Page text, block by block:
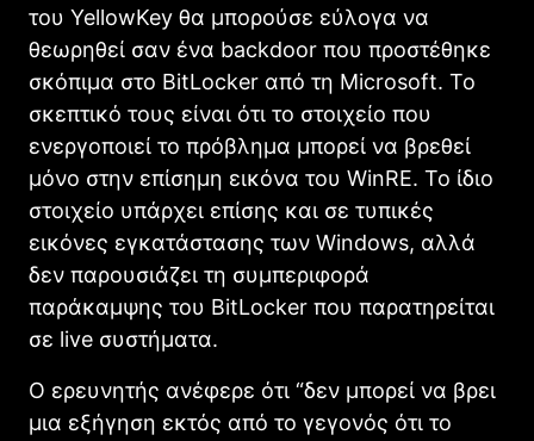
του YellowKey θα μπορούσε εύλογα να
θεωρηθεί σαν ένα backdoor που προστέθηκε
σκόπιμα στο BitLocker από τη Microsoft. Το
σκεπτικό τους είναι ότι το στοιχείο που
ενεργοποιεί το πρόβλημα μπορεί να βρεθεί
μόνο στην επίσημη εικόνα του WinRE. Το ίδιο
στοιχείο υπάρχει επίσης και σε τυπικές
εικόνες εγκατάστασης των Windows, αλλά
δεν παρουσιάζει τη συμπεριφορά
παράκαμψης του BitLocker που παρατηρείται
σε live συστήματα.
Ο ερευνητής ανέφερε ότι “δεν μπορεί να βρει
μια εξήγηση εκτός από το γεγονός ότι το